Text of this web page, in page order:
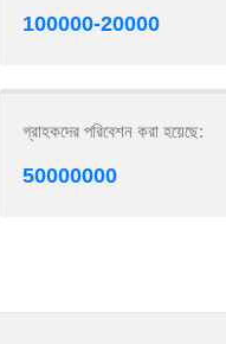
100000-20000
গ্রাহকদের পরিবেশন করা হয়েছে:
50000000